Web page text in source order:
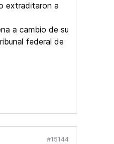
extraditaron a
a cambio de su
federal de
#15144